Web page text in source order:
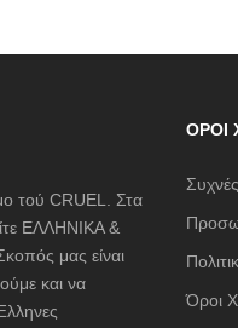
τού CRUEL. Στα
ΕΛΛΗΝΙΚΑ &
μας είναι
και να
ΌΡΟΙ
Όροι